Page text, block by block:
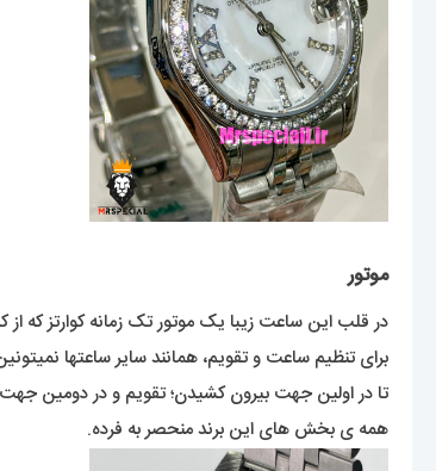
موتور
در قلب این ساعت زیبا یک موتور تک زمانه کوارتز که
برای تنظیم ساعت و تقویم، همانند سایر ساعتها
تا در اولین جهت بیرون کشیدن؛ تقویم و در دومین
همه ی بخش های این برند منحصر به فرده.